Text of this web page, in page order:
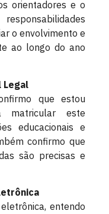
orientadores e o
o envolvimento e
ao longo do ano
Legal
que estou
matricular este
educacionais e
confirmo que
são precisas e
entendo